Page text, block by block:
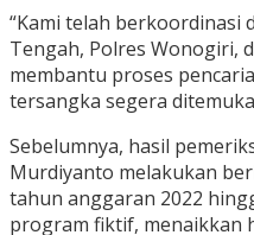
“Kami telah berkoordinasi
Tengah, Polres Wonogiri,
membantu proses
tersangka segera
Sebelumnya, hasil
Murdiyanto melakukan
tahun anggaran 2022
program fiktif, menaikkan